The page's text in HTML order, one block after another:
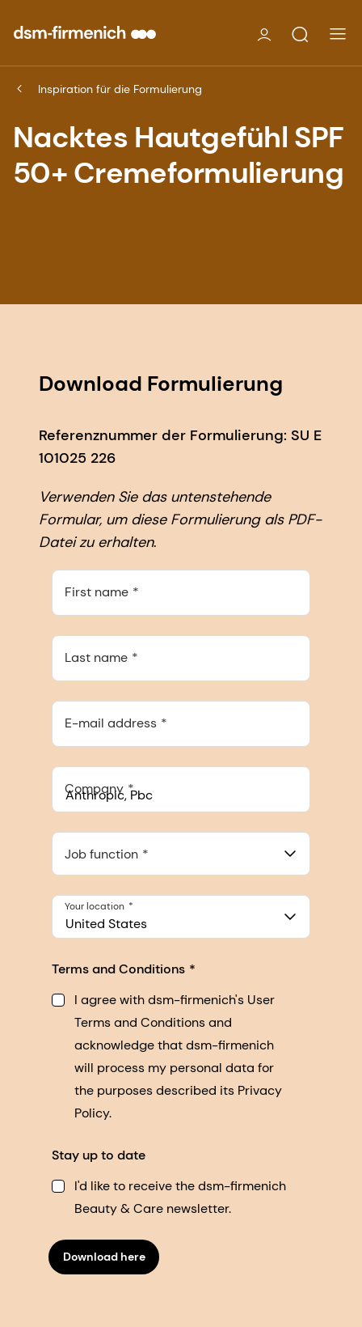
Inspiration für die Formulierung
Nacktes Hautgefühl SPF
50+ Cremeformulierung
Download Formulierung
Referenznummer der Formulierung: SU E
101025 226
Verwenden Sie das untenstehende
Formular, um diese Formulierung als PDF-
Datei zu erhalten.
First name
Last name
E-mail address
Company
548 Market St Pmb 90375, San Francisco, California, US
Job function
United States
Your location
Terms and Conditions
I agree with dsm-firmenich's User
Terms and Conditions and
acknowledge that dsm-firmenich
will process my personal data for
the purposes described its Privacy
Policy.
Stay up to date
I'd like to receive the dsm-firmenich
Beauty & Care newsletter.
Download here